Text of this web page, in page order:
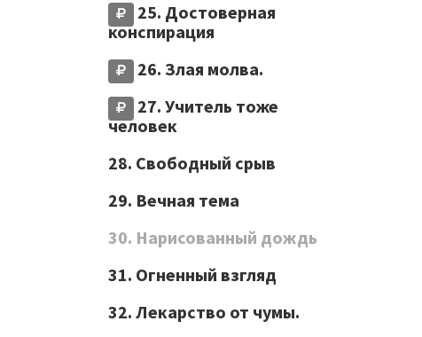
25. Достоверная
конспирация
26. Злая молва.
27. Учитель тоже
человек
28. Свободный срыв
29. Вечная тема
30. Нарисованный дождь
31. Огненный взгляд
32. Лекарство от чумы.